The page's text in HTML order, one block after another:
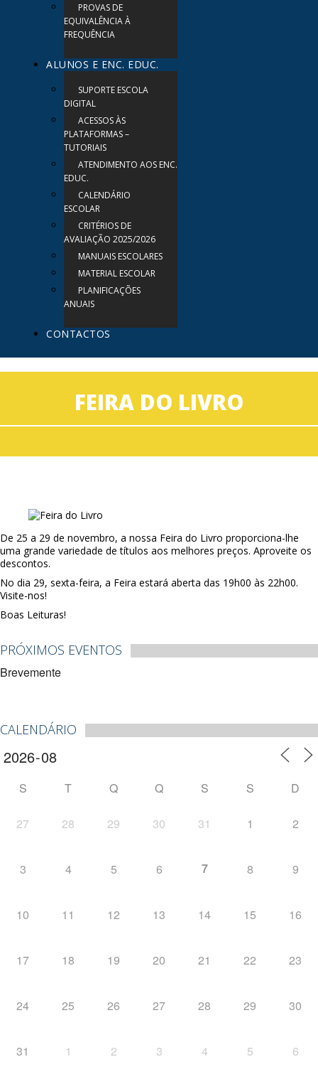
PROVAS DE
EQUIVALÊNCIA À
FREQUÊNCIA
ALUNOS E ENC. EDUC.
SUPORTE ESCOLA
DIGITAL
ACESSOS ÀS
PLATAFORMAS –
TUTORIAIS
ATENDIMENTO AOS ENC.
EDUC.
CALENDÁRIO
ESCOLAR
CRITÉRIOS DE
AVALIAÇÃO 2025/2026
MANUAIS ESCOLARES
MATERIAL ESCOLAR
PLANIFICAÇÕES
ANUAIS
CONTACTOS
FEIRA DO LIVRO
De 25 a 29 de novembro, a nossa Feira do Livro proporciona-lhe
uma grande variedade de títulos aos melhores preços. Aproveite os
descontos.
No dia 29, sexta-feira, a Feira estará aberta das 19h00 às 22h00.
Visite-nos!
Boas Leituras!
PRÓXIMOS EVENTOS
Brevemente
CALENDÁRIO
S T Q Q S S D
27 28 29 30 31 1 2
3 4 5 6 7 8 9
10 11 12 13 14 15 16
17 18 19 20 21 22 23
24 25 26 27 28 29 30
31 1 2 3 4 5 6